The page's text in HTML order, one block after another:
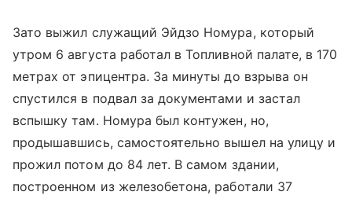
Зато выжил служащий Эйдзо Номура, который
утром 6 августа работал в Топливной палате, в 170
метрах от эпицентра. За минуты до взрыва он
спустился в подвал за документами и застал
вспышку там. Номура был контужен, но,
продышавшись, самостоятельно вышел на улицу и
прожил потом до 84 лет. В самом здании,
построенном из железобетона, работали 37